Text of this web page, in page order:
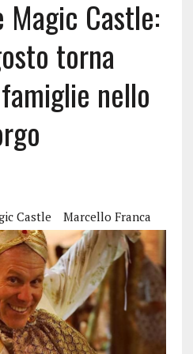
Magic Castle:
torna
nello
Castle Marcello Franca